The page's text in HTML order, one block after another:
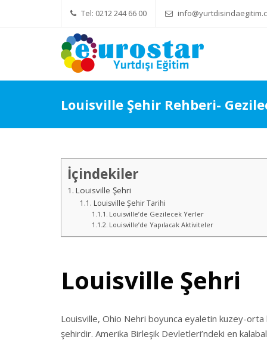
Tel: 0212 244 66 00Yök Denkliği Önemli Eğitim Ücretleri
Louisville Şehir Rehberi-
İçindekiler
Louisville Şehri
Louisville Şehir Tarihi
Louisville’de Gezilecek Yerler
Louisville’de Yapılacak Aktiviteler
Louisville Şehri
Louisville, Ohio Nehri boyunca eyaletin kuzey-
şehirdir. Amerika Birleşik Devletleri’ndeki en